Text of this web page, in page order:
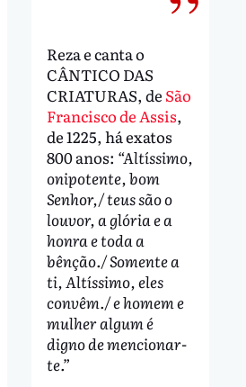
Reza e canta o
CÂNTICO DAS
CRIATURAS, de São
Francisco de Assis,
de 1225, há exatos
800 anos: “Altíssimo,
onipotente, bom
Senhor,/ teus são o
louvor, a glória e a
honra e toda a
bênção./ Somente a
ti, Altíssimo, eles
convêm./ e homem e
mulher algum é
digno de mencionar-
te.”